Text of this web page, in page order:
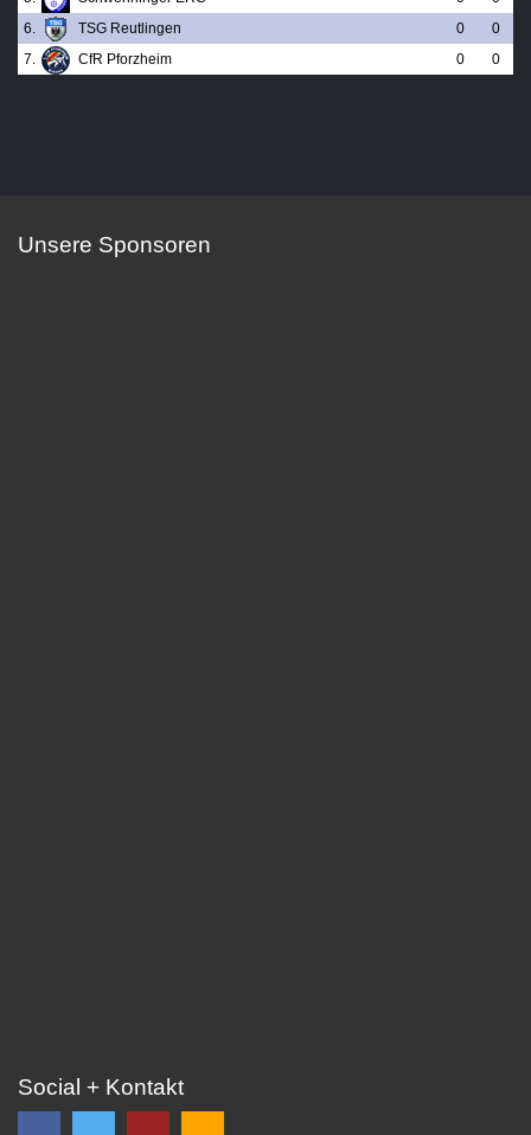
6.
TSG Reutlingen 0
0
7.
CfR Pforzheim 0 0
Unsere Sponsoren
Social + Kontakt